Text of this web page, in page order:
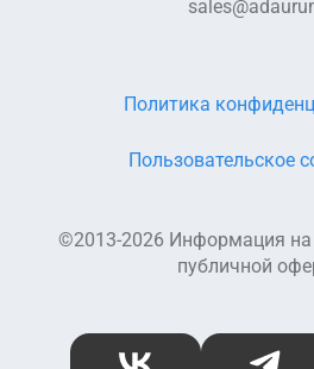
©2013-2026 Информация на
публичной
Пользовательское
Политика